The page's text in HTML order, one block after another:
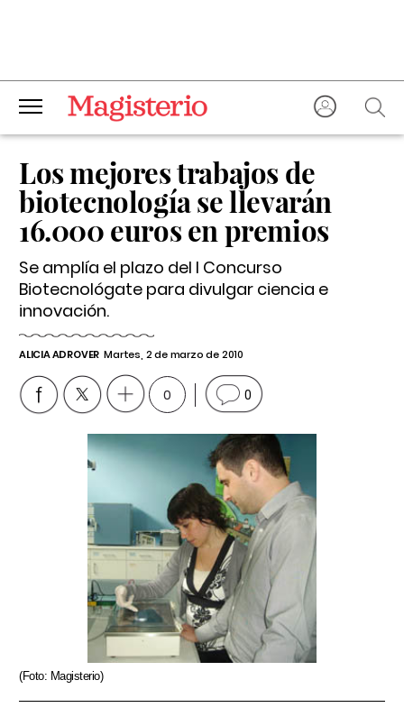
Los mejores trabajos de
biotecnología se llevarán
16.000 euros en premios
Se amplía el plazo del I Concurso
Biotecnológate para divulgar ciencia e
innovación.
ALICIA ADROVER Martes, 2 de marzo de 2010
0 0
(Foto: Magisterio)